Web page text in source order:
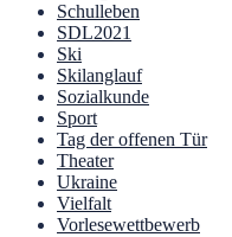
Schulleben
SDL2021
Ski
Skilanglauf
Sozialkunde
Sport
Tag der offenen Tür
Theater
Ukraine
Vielfalt
Vorlesewettbewerb